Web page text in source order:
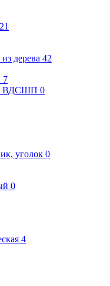
21
дерева 42
7
ВДСШП 0
уголок 0
0
4